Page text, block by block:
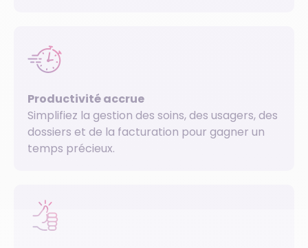
Productivité accrue
Simplifiez la gestion des soins, des usagers, des
dossiers et de la facturation pour gagner un
temps précieux.